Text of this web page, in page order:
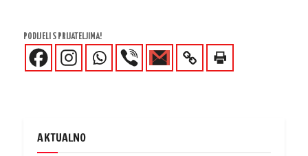
PODIJELI S PRIJATELJIMA!
AKTUALNO